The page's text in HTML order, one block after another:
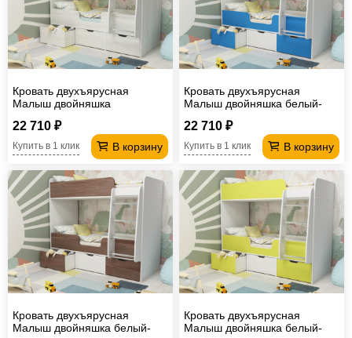
Кровать двухъярусная
Малыш двойняшка
22 710 ₽
В корзину
Купить в 1 клик
Кровать двухъярусная
Малыш двойняшка белый-
22 710 ₽
В корзину
Купить в 1 клик
Кровать двухъярусная
Малыш двойняшка белый-
Кровать двухъярусная
Малыш двойняшка белый-